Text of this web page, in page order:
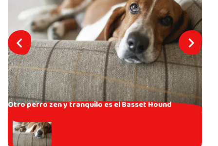
Otro perro zen y tranquilo es el Basset Hound